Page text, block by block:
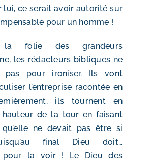
lui, ce serait avoir autorité sur
pour un homme !
folie des grandeurs
les rédacteurs bibliques ne
pas pour ironiser. Ils vont
l’entreprise racontée en
ils tournent en
de la tour en faisant
qu’elle ne devait pas être si
final Dieu doit…
pour la voir ! Le Dieu des